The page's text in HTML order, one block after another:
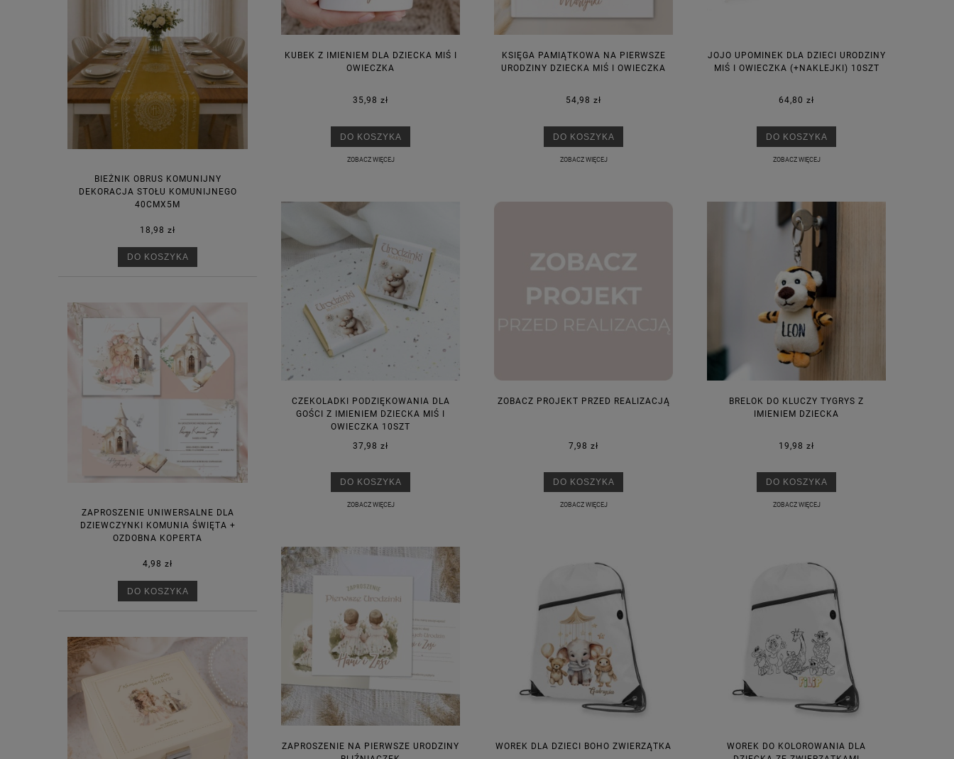
BIEŻNIK OBRUS KOMUNIJNY
DEKORACJA STOŁU KOMUNIJNEGO
40CMX5M
18,98 zł
DO KOSZYKA
ZAPROSZENIE UNIWERSALNE DLA
DZIEWCZYNKI KOMUNIA ŚWIĘTA +
OZDOBNA KOPERTA
4,98 zł
DO KOSZYKA
KUBEK Z IMIENIEM DLA DZIECKA MIŚ I
OWIECZKA
35,98 zł
DO KOSZYKA
ZOBACZ WIĘCEJ
KSIĘGA PAMIĄTKOWA NA PIERWSZE
URODZINY DZIECKA MIŚ I OWIECZKA
54,98 zł
DO KOSZYKA
ZOBACZ WIĘCEJ
JOJO UPOMINEK DLA DZIECI URODZINY
MIŚ I OWIECZKA (+NAKLEJKI) 10SZT
64,80 zł
DO KOSZYKA
ZOBACZ WIĘCEJ
CZEKOLADKI PODZIĘKOWANIA DLA
GOŚCI Z IMIENIEM DZIECKA MIŚ I
OWIECZKA 10SZT
37,98 zł
DO KOSZYKA
ZOBACZ WIĘCEJ
ZOBACZ PROJEKT PRZED REALIZACJĄ
7,98 zł
DO KOSZYKA
ZOBACZ WIĘCEJ
BRELOK DO KLUCZY TYGRYS Z
IMIENIEM DZIECKA
19,98 zł
DO KOSZYKA
ZOBACZ WIĘCEJ
ZAPROSZENIE NA PIERWSZE URODZINY
WOREK DLA DZIECI BOHO ZWIERZĄTKA
WOREK DO KOLOROWANIA DLA